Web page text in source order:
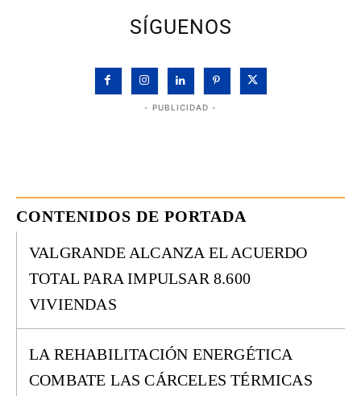
SÍGUENOS
- PUBLICIDAD -
CONTENIDOS DE PORTADA
VALGRANDE ALCANZA EL ACUERDO
TOTAL PARA IMPULSAR 8.600
VIVIENDAS
LA REHABILITACIÓN ENERGÉTICA
COMBATE LAS CÁRCELES TÉRMICAS